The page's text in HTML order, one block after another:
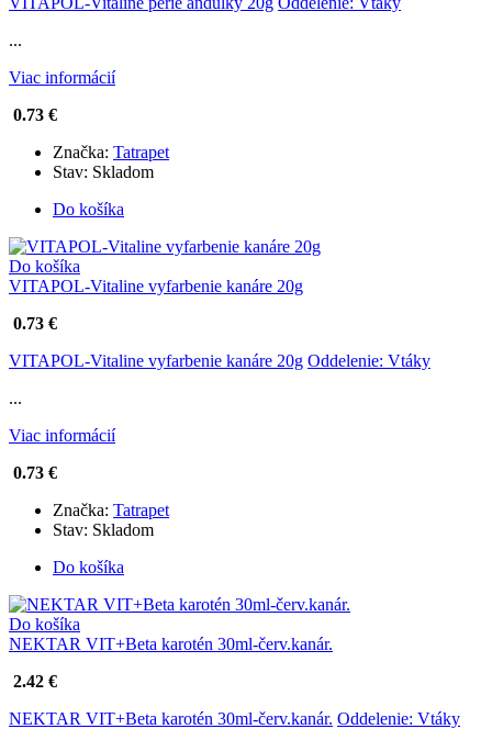
...
Viac informácií
0.73 €
Značka: Tatrapet
Stav: Skladom
Do košíka
Do košíka
VITAPOL-Vitaline vyfarbenie kanáre 20g
0.73 €
VITAPOL-Vitaline vyfarbenie kanáre 20g Oddelenie: Vtáky
...
Viac informácií
0.73 €
Značka: Tatrapet
Stav: Skladom
Do košíka
Do košíka
NEKTAR VIT+Beta karotén 30ml-červ.kanár.
2.42 €
NEKTAR VIT+Beta karotén 30ml-červ.kanár. Oddelenie: Vtáky